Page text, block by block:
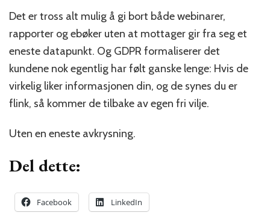
Det er tross alt mulig å gi bort både webinarer,
rapporter og ebøker uten at mottager gir fra seg et
eneste datapunkt. Og GDPR formaliserer det
kundene nok egentlig har følt ganske lenge: Hvis de
virkelig liker informasjonen din, og de synes du er
flink, så kommer de tilbake av egen fri vilje.
Uten en eneste avkrysning.
Del dette:
Facebook LinkedIn